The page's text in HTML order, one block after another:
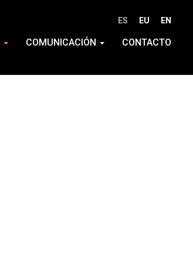
ES EU EN
COMUNICACIÓN CONTACTO